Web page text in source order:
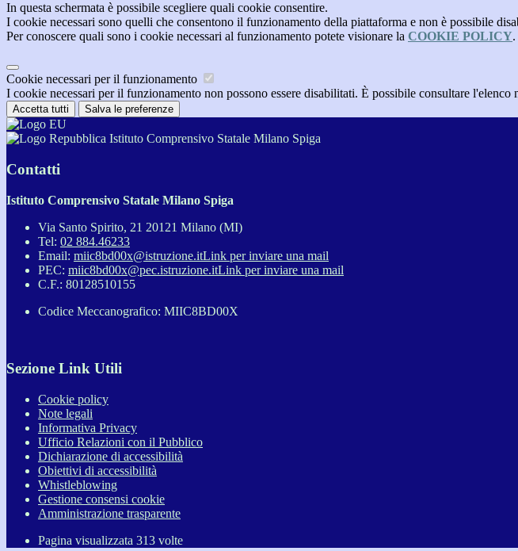
In questa schermata è possibile scegliere quali cookie consentire.
I cookie necessari sono quelli che consentono il funzionamento della piattaforma e non è possibile
Per conoscere quali sono i cookie necessari al funzionamento potete visionare la COOKIE POLICY.
Cookie necessari per il funzionamento
I cookie necessari per il funzionamento non possono essere disabilitati. È possibile consultare
Accetta tutti Salva le preferenze
Istituto Comprensivo Statale Milano Spiga
Contatti
Istituto Comprensivo Statale Milano Spiga
Via Santo Spirito, 21 20121 Milano (MI)
Tel: 02 884.46233
Email: miic8bd00x@istruzione.itLink per inviare una mail
PEC: miic8bd00x@pec.istruzione.itLink per inviare una mail
C.F.: 80128510155
Codice Meccanografico: MIIC8BD00X
Sezione Link Utili
Cookie policy
Note legali
Informativa Privacy
Ufficio Relazioni con il Pubblico
Dichiarazione di accessibilità
Obiettivi di accessibilità
Whistleblowing
Gestione consensi cookie
Amministrazione trasparente
Pagina visualizzata 313 volte